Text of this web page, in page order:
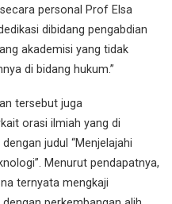
personal Prof Elsa
dibidang pengabdian
akademisi yang tidak
di bidang hukum.”
tersebut juga
orasi ilmiah yang di
judul “Menjelajahi
Menurut pendapatnya,
ternyata mengkaji